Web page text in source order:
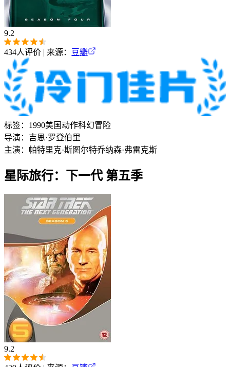
9.2
434人评价 | 来源： 豆瓣
标签： 1990美国动作科幻冒险
导演： 吉恩·罗登伯里
主演： 帕特里克·斯图尔特乔纳森·弗雷克斯
星际旅行：下一代 第五季
9.2